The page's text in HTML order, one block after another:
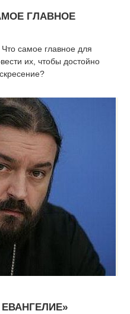
ГЛАВНОЕ
самое главное для
их, чтобы достойно